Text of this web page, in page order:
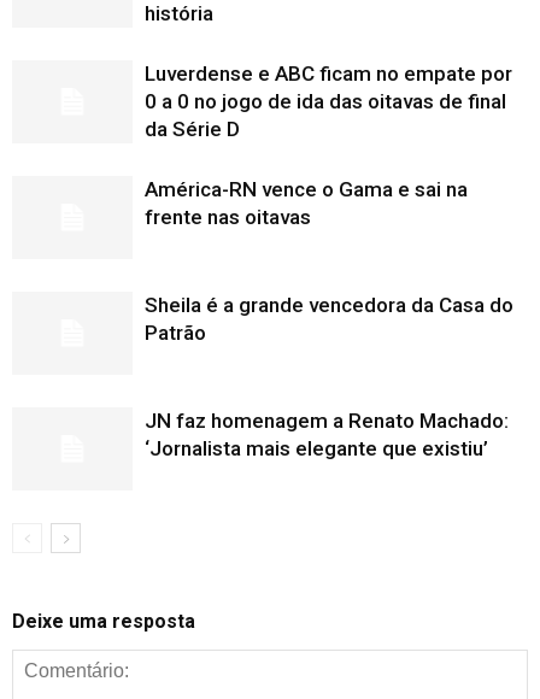
história
Luverdense e ABC ficam no empate por
0 a 0 no jogo de ida das oitavas de final
da Série D
América-RN vence o Gama e sai na
frente nas oitavas
Sheila é a grande vencedora da Casa do
Patrão
JN faz homenagem a Renato Machado:
‘Jornalista mais elegante que existiu’
Deixe uma resposta